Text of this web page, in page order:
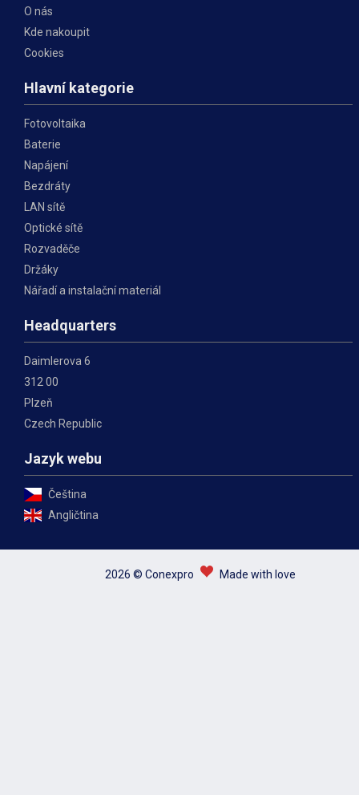
O nás
Kde nakoupit
Cookies
Hlavní kategorie
Fotovoltaika
Baterie
Napájení
Bezdráty
LAN sítě
Optické sítě
Rozvaděče
Držáky
Nářadí a instalační materiál
Headquarters
Daimlerova 6
312 00
Plzeň
Czech Republic
Jazyk webu
Čeština
Angličtina
2026 © Conexpro Made with love